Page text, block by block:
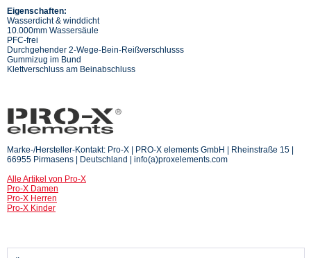
Eigenschaften:
Wasserdicht & winddicht
10.000mm Wassersäule
PFC-frei
Durchgehender 2-Wege-Bein-Reißverschlusss
Gummizug im Bund
Klettverschluss am Beinabschluss
Marke-/Hersteller-Kontakt: Pro-X | PRO-X elements GmbH | Rheinstraße 15 |
66955 Pirmasens | Deutschland | info(a)proxelements.com
Alle Artikel von Pro-X
Pro-X Damen
Pro-X Herren
Pro-X Kinder